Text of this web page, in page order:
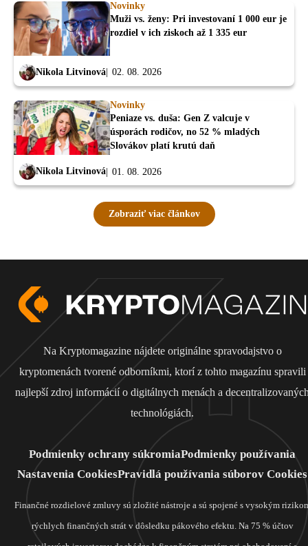
Novinky
Muži vs. ženy: Pri investovaní 1 000 eur je
rozdiel v ich ziskoch až 1 335 eur
Nikola Litvinová 02. 08. 2026
Novinky
Peniaze vs. duša: Gen Z valcuje v
úsporách rodičov, no 52 % mladých
Slovákov platí krutú daň
Nikola Litvinová 01. 08. 2026
Zobraziť viac článkov
Na Kryptomagazine nájdete originálne spravodajstvo o
kryptomenách tvorené odborníkmi, ktorí z tohto magazínu spravili
najlepší zdroj informácií o digitálnych menách a
technológiách.
Podmienky ochrany súkromiaPodmienky používania
Nastavenia CookiesPravidlá používania súborov Cookies
Finančné rozdielové zmluvy sú zložité nástroje a sú spojené s vysokým
rýchlych finančných strát v dôsledku pákového efektu. Na 75 % účtov